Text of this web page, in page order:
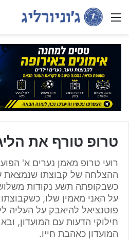
Menu
טרופ טורף את
רועי טרופ מאמן נערים א'
ההצלחה של קבוצתו שנמצאת
כשבקופתה תשע נקודות
על האני מאמין שלו,
פוטנציאל להיאבק על העליה
חילוקי הדעות עם המועדון,
המועדון כאהבת חייו.